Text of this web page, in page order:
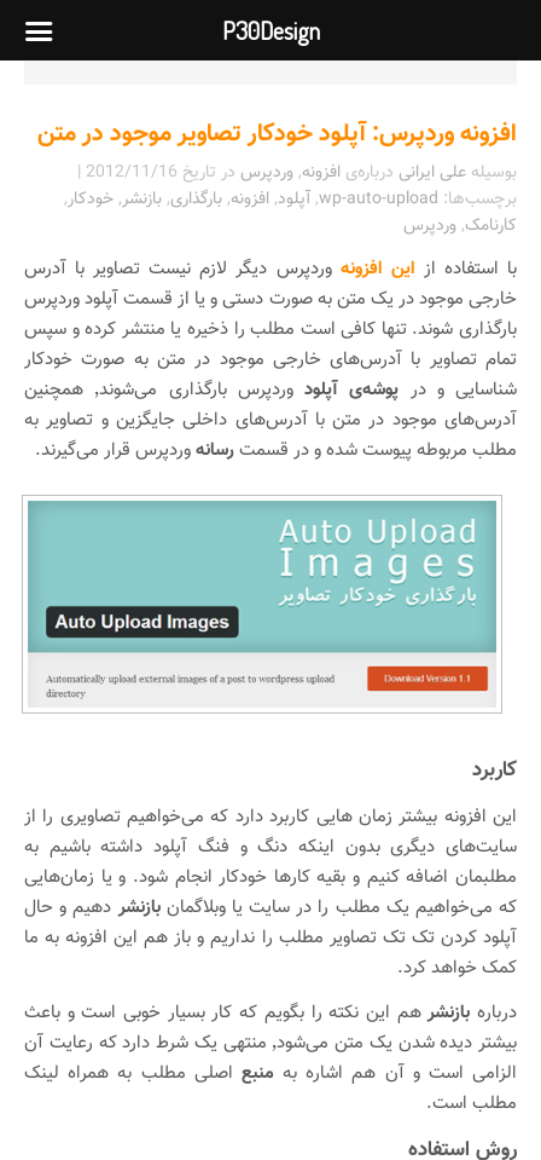
افزونه وردپرس: آپلود خودکار تصاویر موجود در متن
بوسیله علی ایرانی درباره‌ی افزونه,وردپرس در تاریخ 2012/11/16
|
برچسب‌ها: wp-auto-upload
,آپلود, افزونه,بارگذاری,بازنشر,خودکار,
کارنامک,وردپرس
با استفاده از این افزونه وردپرس دیگر لازم نیست تصاویر با آدرس
خارجی موجود در یک متن به صورت دستی و یا از قسمت آپلود وردپرس
بارگذاری شوند. تنها کافی است مطلب را ذخیره یا منتشر کرده و سپس
تمام تصاویر با آدرس‌های خارجی موجود در متن به صورت خودکار
شناسایی و در پوشه‌ی آپلود
وردپرس بارگذاری می‌شوند٬ همچنین
آدرس‌های موجود در متن با آدرس‌های داخلی جایگزین و تصاویر به
مطلب مربوطه پیوست شده و در قسمترسانهوردپرس قرار می‌گیرند.
کاربرد
این افزونه بیشتر زمان هایی کاربرد دارد که می‌خواهیم تصاویری را از
سایت‌های دیگری بدون اینکه دنگ و فنگ آپلود داشته باشیم به
مطلبمان اضافه کنیم و بقیه کارها خودکار انجام شود. و یا زمان‌هایی
که می‌خواهیم یک مطلب را در سایت یا وبلاگمانبازنشردهیم و حال
آپلود کردن تک تک تصاویر مطلب را نداریم و باز هم این افزونه به ما
کمک خواهد کرد.
درباره بازنشرهم این نکته را بگویم که کار بسیار خوبی است و باعث
بیشتر دیده شدن یک متن می‌شود٬ منتهی یک شرط دارد که رعایت آن
الزامی است و آن هم اشاره بهمنبع اصلی مطلب به همراه لینک
مطلب است.
روش استفاده
P30Design